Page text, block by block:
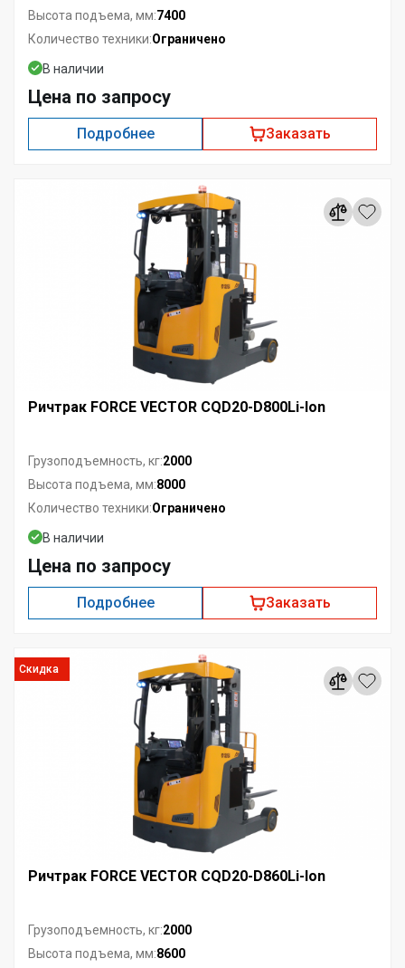
Высота подъема, мм:7400
Количество техники:Ограничено
В наличии
Цена по запросу
Подробнее Заказать
Ричтрак FORCE VECTOR CQD20-D800Li-Ion
Грузоподъемность, кг:2000
Высота подъема, мм:8000
Количество техники:Ограничено
В наличии
Цена по запросу
Подробнее Заказать
Скидка
Ричтрак FORCE VECTOR CQD20-D860Li-Ion
Грузоподъемность, кг:2000
Высота подъема, мм:8600